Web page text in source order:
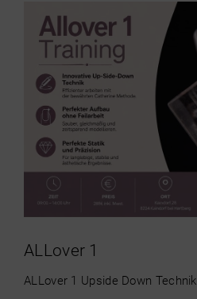
ALLover 1
ALLover 1 Upside Down Technik